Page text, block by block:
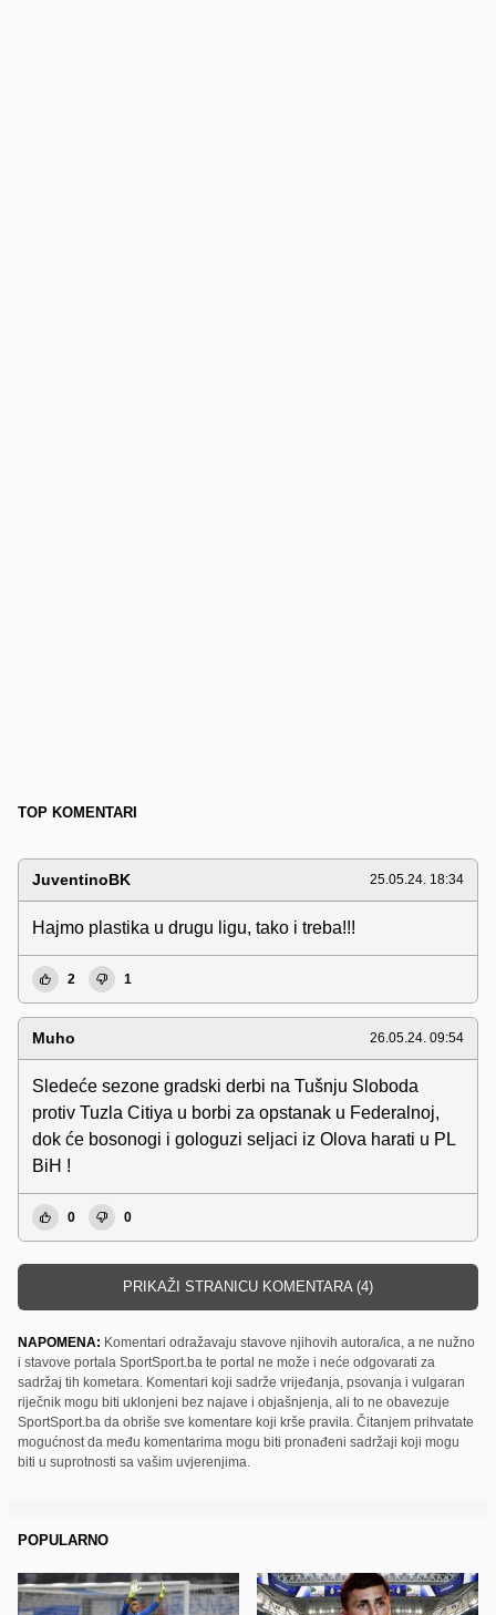
TOP KOMENTARI
JuventinoBK 25.05.24. 18:34
Hajmo plastika u drugu ligu, tako i treba!!!
2 1
Muho 26.05.24. 09:54
Sledeće sezone gradski derbi na Tušnju Sloboda
protiv Tuzla Citiya u borbi za opstanak u Federalnoj,
dok će bosonogi i gologuzi seljaci iz Olova harati u PL
BiH !
0 0
PRIKAŽI STRANICU KOMENTARA (4)
NAPOMENA: Komentari odražavaju stavove njihovih autora/ica, a ne nužno
i stavove portala SportSport.ba te portal ne može i neće odgovarati za
sadržaj tih kometara. Komentari koji sadrže vrijeđanja, psovanja i vulgaran
riječnik mogu biti uklonjeni bez najave i objašnjenja, ali to ne obavezuje
SportSport.ba da obriše sve komentare koji krše pravila. Čitanjem prihvatate
mogućnost da među komentarima mogu biti pronađeni sadržaji koji mogu
biti u suprotnosti sa vašim uvjerenjima.
POPULARNO